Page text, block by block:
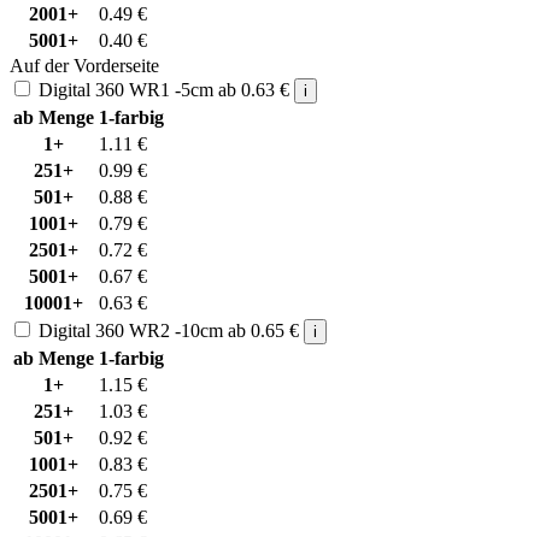
2001+
0.49 €
5001+
0.40 €
Auf der Vorderseite
Digital 360 WR1 -5cm ab 0.63 € i
ab Menge 1-farbig
1+
1.11 €
251+
0.99 €
501+
0.88 €
1001+
0.79 €
2501+
0.72 €
5001+
0.67 €
10001+
0.63 €
Digital 360 WR2 -10cm ab 0.65 € i
ab Menge 1-farbig
1+
1.15 €
251+
1.03 €
501+
0.92 €
1001+
0.83 €
2501+
0.75 €
5001+
0.69 €